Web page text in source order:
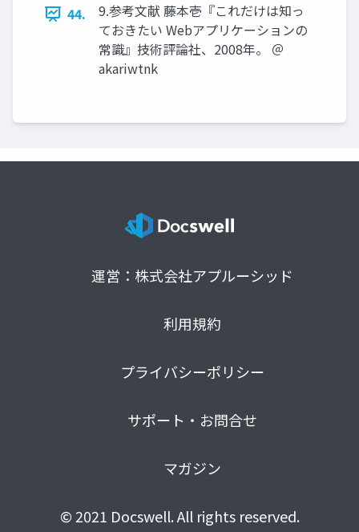
44.
9.参考⽂献 藤本壱『これだけは知っ
ておきたい Webアプリケーションの
常識』技術評論社、2008年。 ＠
akariwtnk
運営：株式会社アプルーシッド
利用規約
プライバシーポリシー
サポート・お問合せ
マガジン
© 2021 Docswell. All rights reserved.